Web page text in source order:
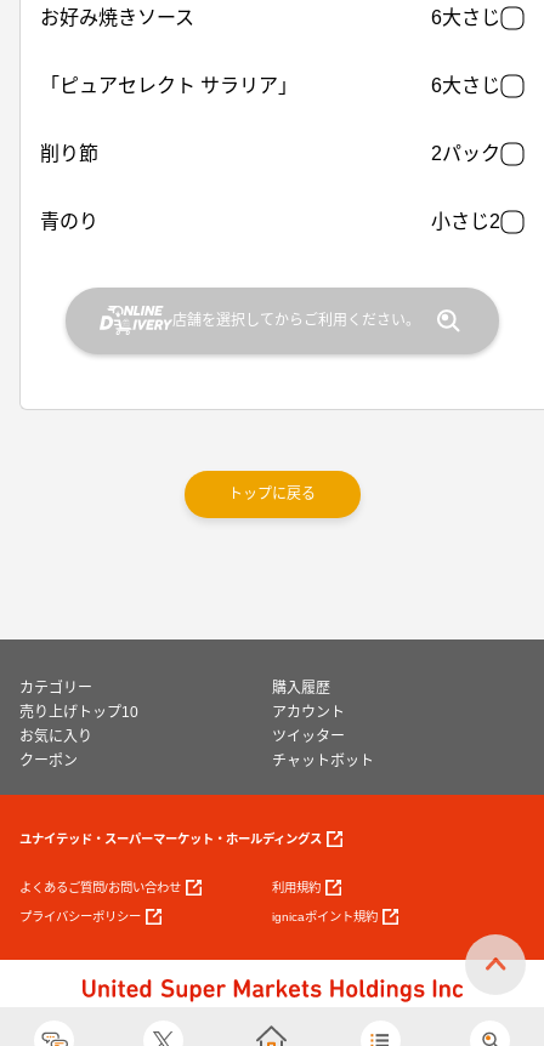
お好み焼きソース 6大さじ
「ピュアセレクト サラリア」 6大さじ
削り節 2パック
青のり 小さじ2
店舗を選択してからご利用ください。
トップに戻る
カテゴリー
購入履歴
売り上げトップ10
アカウント
お気に入り
ツイッター
クーポン
チャットボット
ユナイテッド・スーパーマーケット・ホールディングス
よくあるご質問/お問い合わせ 利用規約
プライバシーポリシー ignicaポイント規約